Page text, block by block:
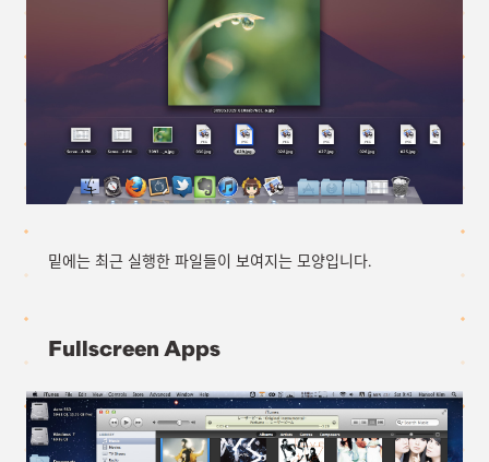
밑에는 최근 실행한 파일들이 보여지는 모양입니다.
Fullscreen Apps